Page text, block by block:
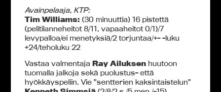
Avainpelaaja, KTP:
Tim Williams: (30 minuuttia) 16 pistettä
(pelitilanneheitot 8/11, vapaaheitot 0/1)/7
levypalloa/ei menetyksiä/2 torjuntaa/+- -luku
+24/teholuku 22
Vastaa valmentajaRay Ailuksen huutoon
tuomalla jalkoja sekä puolustus- että
hyökkäyspeliin. Vie ”sentterien kaksintaistelun”